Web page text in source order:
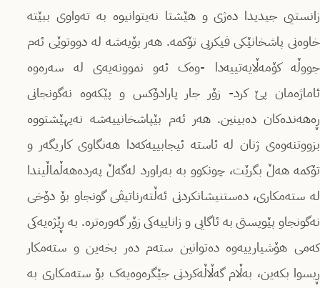
زانستیی جیدیدا دەژی و هێشتا نەیتوانیوە بە تەواوی ببێتە
خاوەنی پاشخانێکی فیکریی تۆکمە. هەر بۆیەشە لە دووتوێی ئەم
جووڵە کۆمەڵایەتییەدا -وەک ئەو نموونەیەی لە سەرەوە
ئاماژەمان پێ کرد- زۆر جار پارادۆکس و پێکەوە نەگونجانی
ڕەهەندەکان دەبینین. هەر ئەم بێپاشخانییەشە نەیهێشتووە
بزووتنەوەی ژنان لە ئاستە ئیجابییەکەدا هەنگاوی کاریگەر و
تۆکمە هەڵ بگرێت، چونکوو بە بەراورد لەگەڵ پەردەهەڵماڵیندا
لە ستەمکاری، دەستنیشانکردنی ئەڵتەرناتیڤی گونجاو بۆ دۆخی
نەگونجاو پێویستی بە ئاگایی و زاناییەکی زۆر گەورەترە. بە ڕێژەیەکی
کەمی هۆشیارییەوە دەتوانین ستەم دەر بخەین و ستەمکار
ڕیسوا بکەین، بەڵام گەڵاڵەکردنی جێگرەوەیەک بۆ ستەمکاری بە